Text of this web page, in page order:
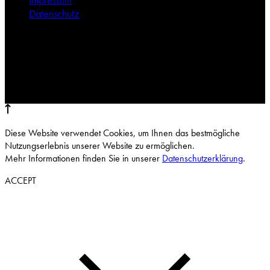
Datenschutz
Diese Website verwendet Cookies, um Ihnen das bestmögliche
Nutzungserlebnis unserer Website zu ermöglichen.
Mehr Informationen finden Sie in unserer Datenschutzerklärung.
ACCEPT